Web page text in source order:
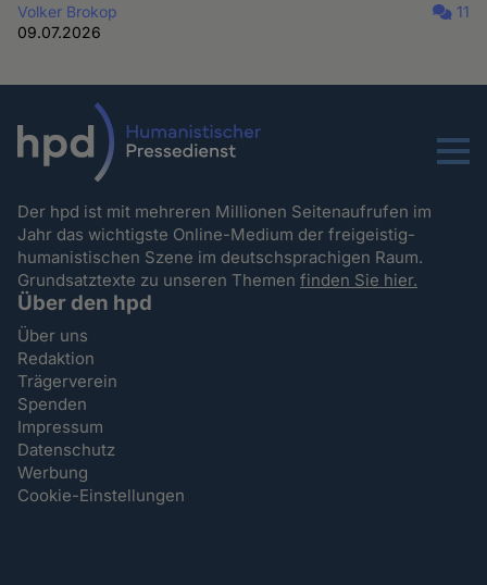
Volker Brokop
09.07.2026
11
Menu
Der hpd ist mit mehreren Millionen Seitenaufrufen im
Jahr das wichtigste Online-Medium der freigeistig-
humanistischen Szene im deutschsprachigen Raum.
Grundsatztexte zu unseren Themenfinden Sie hier.
Über den hpd
Über uns
Redaktion
Trägerverein
Spenden
Impressum
Datenschutz
Werbung
Cookie-Einstellungen